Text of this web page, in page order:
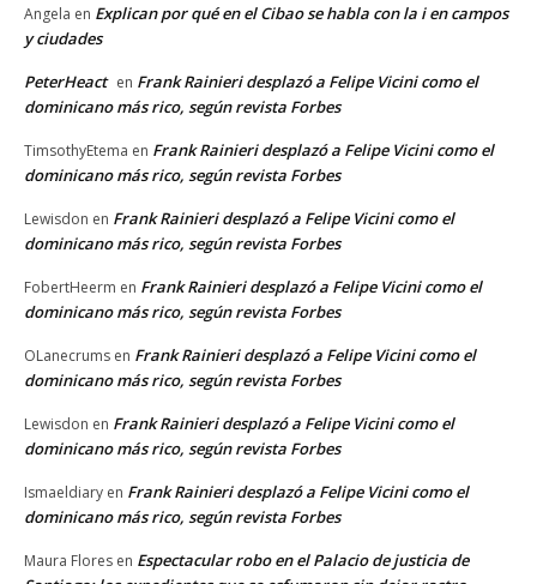
Angela en Explican por qué en el Cibao se habla con la i en campos
y ciudades
PeterHeact en Frank Rainieri desplazó a Felipe Vicini como el
dominicano más rico, según revista Forbes
TimsothyEtema en Frank Rainieri desplazó a Felipe Vicini como el
dominicano más rico, según revista Forbes
Lewisdon en Frank Rainieri desplazó a Felipe Vicini como el
dominicano más rico, según revista Forbes
FobertHeerm en Frank Rainieri desplazó a Felipe Vicini como el
dominicano más rico, según revista Forbes
OLanecrums en Frank Rainieri desplazó a Felipe Vicini como el
dominicano más rico, según revista Forbes
Lewisdon en Frank Rainieri desplazó a Felipe Vicini como el
dominicano más rico, según revista Forbes
Ismaeldiary en Frank Rainieri desplazó a Felipe Vicini como el
dominicano más rico, según revista Forbes
Maura Flores en Espectacular robo en el Palacio de justicia de